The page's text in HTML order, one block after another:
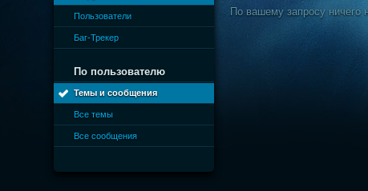
Пользователи
Баг-Трекер
По пользователю
Темы и сообщения
Все темы
Все сообщения
По вашему запросу ничего